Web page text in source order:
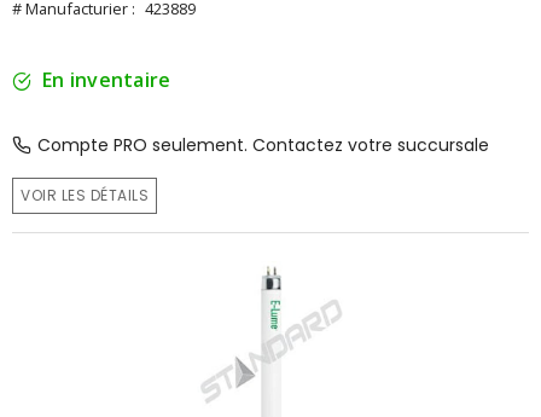
# Manufacturier : 423889
En inventaire
Compte PRO seulement. Contactez votre succursale
VOIR LES DÉTAILS